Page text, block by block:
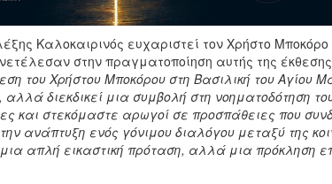
Καλοκαιρινός ευχαριστεί τον Χρήστο Μποκόρο
στην πραγματοποίηση αυτής της
του Χρήστου Μποκόρου στη Βασιλική του Αγίου
αλλά διεκδικεί μια συμβολή στη νοηματοδότηση
και στεκόμαστε αρωγοί σε προσπάθειες που
ανάπτυξη ενός γόνιμου διαλόγου μεταξύ της
απλή εικαστική πρόταση, αλλά μια πρόκληση